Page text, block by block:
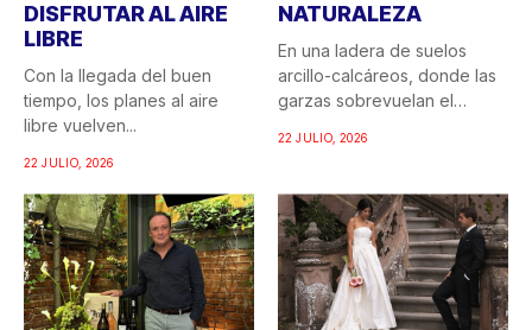
DISFRUTAR AL AIRE
LIBRE
Con la llegada del buen
tiempo, los planes al aire
libre vuelven...
22 JULIO, 2026
NATURALEZA
En una ladera de suelos
arcillo-calcáreos, donde las
garzas sobrevuelan el
22 JULIO, 2026